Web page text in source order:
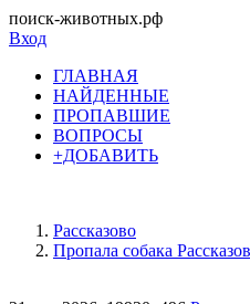
поиск-животных.рф
Вход
ГЛАВНАЯ
НАЙДЕННЫЕ
ПРОПАВШИЕ
ВОПРОСЫ
+ДОБАВИТЬ
Рассказово
Пропала собака